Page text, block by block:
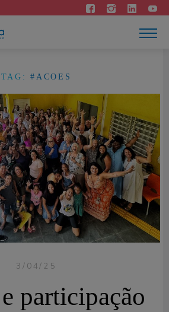
Atuação
TAG:#ACOES
3/04/25
participação